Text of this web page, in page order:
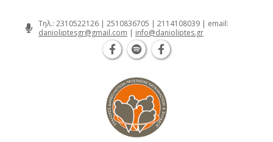
Τηλ.: 2310522126 | 2510836705 | 2114108039 | email:
danioliptesgr@gmail.com | info@danioliptes.gr